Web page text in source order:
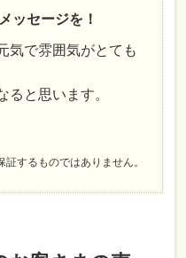
ッセージを！
気で雰囲気がとても
ると思います。
するものではありません。